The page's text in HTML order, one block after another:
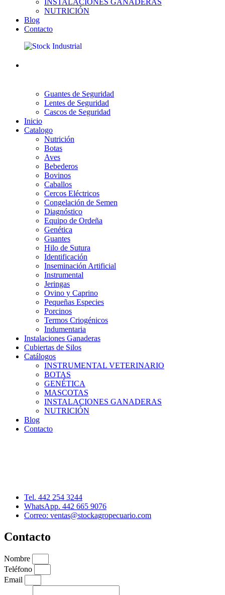
INSTALACIONES GANADERAS
NUTRICIÓN
Blog
Contacto
Guantes de Seguridad
Lentes de Seguridad
Cascos de Seguridad
Inicio
Catalogo
Nutrición
Botas
Aves
Bebederos
Bovinos
Caballos
Cercos Eléctricos
Congelación de Semen
Diagnóstico
Equipo de Ordeña
Genética
Guantes
Hilo de Sutura
Identificación
Inseminación Artificial
Instrumental
Jeringas
Ovino y Caprino
Pequeñas Especies
Porcinos
Termos Criogénicos
Indumentaria
Instalaciones Ganaderas
Cubiertas de Silos
Catálogos
INSTRUMENTAL VETERINARIO
BOTAS
GENÉTICA
MASCOTAS
INSTALACIONES GANADERAS
NUTRICIÓN
Blog
Contacto
Tel. 442 254 3244
WhatsApp. 442 665 9076
Correo: ventas@stockagropecuario.com
Contacto
Nombre
Teléfono
Email